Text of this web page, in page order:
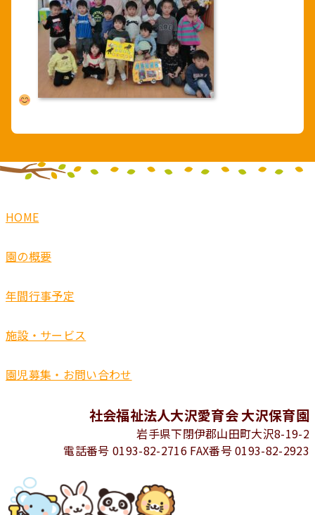
HOME
園の概要
年間行事予定
施設・サービス
園児募集・お問い合わせ
社会福祉法人大沢愛育会 大沢保育園
岩手県下閉伊郡山田町大沢8-19-2
電話番号 0193-82-2716 FAX番号 0193-82-2923